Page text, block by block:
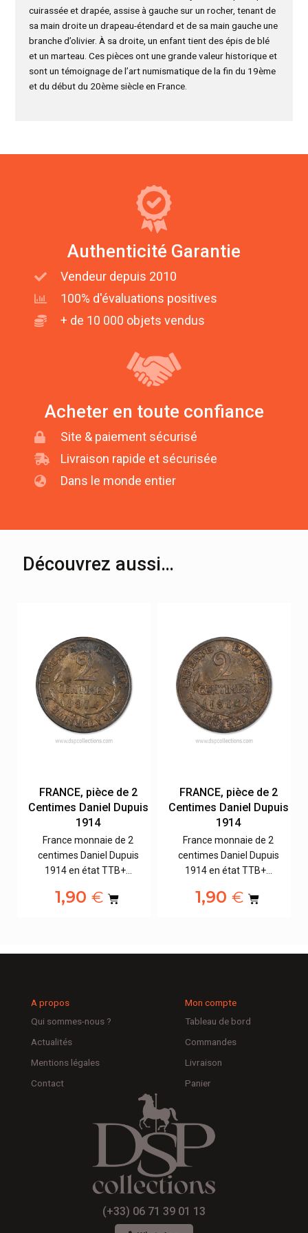
cuirassée et drapée, assise à gauche sur un rocher, tenant de
sa main droite un drapeau-étendard et de sa main gauche une
branche d’olivier. À sa droite, un enfant tient des épis de blé
et un marteau. Ces pièces ont une grande valeur historique et
sont un témoignage de l’art numismatique de la fin du 19ème
et du début du 20ème siècle en France.
Authenticité Garantie
Vendeur depuis 2010
100% d'évaluations positives
+ de 10 000 objets vendus
Acheter en toute confiance
Site & paiement sécurisé
Livraison rapide et sécurisée
Dans le monde entier
Découvrez aussi…
FRANCE, pièce de 2
Centimes Daniel Dupuis
1914
France monnaie de 2
centimes Daniel Dupuis
1914 en état TTB+…
1,90€
FRANCE, pièce de 2
Centimes Daniel Dupuis
1914
France monnaie de 2
centimes Daniel Dupuis
1914 en état TTB+…
1,90€
A propos
Qui sommes-nous ?
Actualités
Mentions légales
Contact
Mon compte
Tableau de bord
Commandes
Livraison
Panier
(+33) 06 71 39 01 13